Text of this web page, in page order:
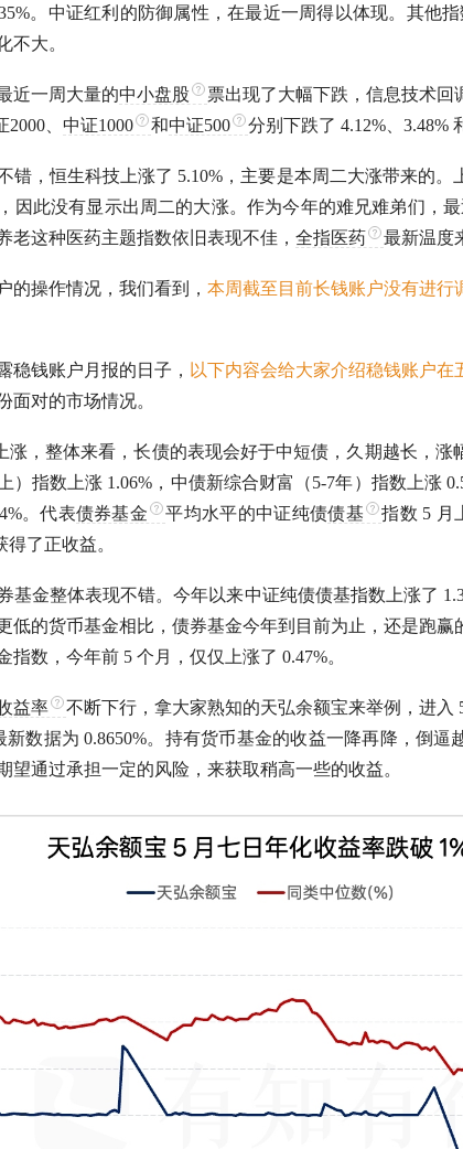
。 中证红利 的防御属性，在最近一周得以体现。其他
不大。
近一周大量的中小盘股 票出现了大幅下跌，信息技术回
、 中证1000 和中证500 分别下跌了 4.12%、3.48%
错，恒生科技上涨了 5.10%，主要是本周二大涨带来的。
因此没有显示出周二的大涨。作为今年的难兄难弟们，最
老这种医药主题指数依旧表现不佳， 全指医药 最新温度
的操作情况，我们看到， 本周截至目前长钱账户没有进行
稳钱账户月报的日子， 以下内容会给大家介绍稳钱账户在
面对的市场情况。
涨，整体来看，长债的表现会好于中短债，久期越长，涨
）指数上涨 1.06%，中债新综合财富（5-7年）指数上涨
。代表债券基金 平均水平的中证纯债债基 指数 5 月
了正收益。
基金整体表现不错。今年以来中证纯债债基指数上涨了
低的货币基金相比， 债券基金今年到目前为止，还是跑赢
指数，今年前 5 个月，仅仅上涨了 0.47%。
益率 不断下行，拿大家熟知的天弘余额宝来举例，进入
新数据为 0.8650%。持有货币基金的收益一降再降，倒逼
望通过承担一定的风险，来获取稍高一些的收益。